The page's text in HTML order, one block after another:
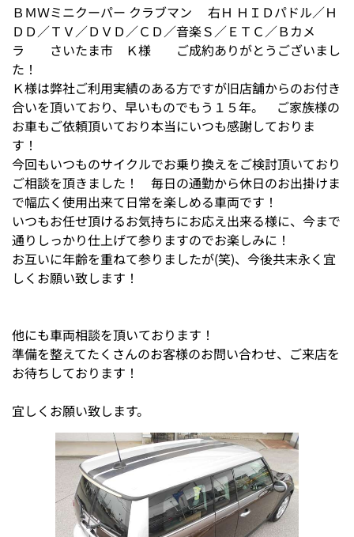
ＢＭＷミニクーパー クラブマン 右Ｈ ＨＩＤパドル／Ｈ
ＤＤ／ＴＶ／ＤＶＤ／ＣＤ／音楽Ｓ／ＥＴＣ／Ｂカメ
ラ さいたま市 Ｋ様 ご成約ありがとうございまし
た！
Ｋ様は弊社ご利用実績のある方ですが旧店舗からのお付き
合いを頂いており、早いものでもう１５年。 ご家族様の
お車もご依頼頂いており本当にいつも感謝しておりま
す！
今回もいつものサイクルでお乗り換えをご検討頂いており
ご相談を頂きました！ 毎日の通勤から休日のお出掛けま
で幅広く使用出来て日常を楽しめる車両です！
いつもお任せ頂けるお気持ちにお応え出来る様に、今まで
通りしっかり仕上げて参りますのでお楽しみに！
お互いに年齢を重ねて参りましたが(笑)、今後共末永く宜
しくお願い致します！
他にも車両相談を頂いております！
準備を整えてたくさんのお客様のお問い合わせ、ご来店を
お待ちしております！
宜しくお願い致します。